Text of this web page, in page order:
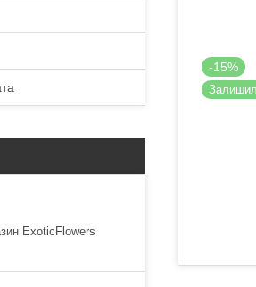
-15%
ExoticFlowers